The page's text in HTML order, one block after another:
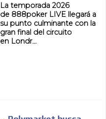
La temporada 2026
de 888poker LIVE llegará a
su punto culminante con la
gran final del circuito
en Londr...